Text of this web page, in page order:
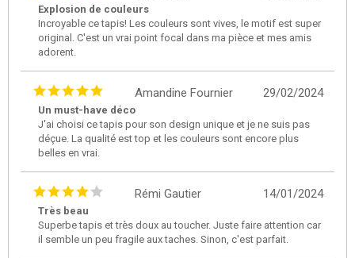
Explosion de couleurs
Incroyable ce tapis! Les couleurs sont vives, le motif est super
original. C'est un vrai point focal dans ma pièce et mes amis
adorent.
29/02/2024
Amandine Fournier
Un must-have déco
J'ai choisi ce tapis pour son design unique et je ne suis pas
déçue. La qualité est top et les couleurs sont encore plus
belles en vrai.
14/01/2024
Rémi Gautier
Très beau
Superbe tapis et très doux au toucher. Juste faire attention car
il semble un peu fragile aux taches. Sinon, c'est parfait.